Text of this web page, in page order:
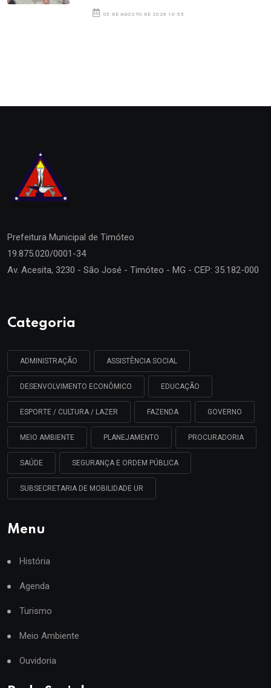
05 DE AGOSTO DE 2026 10:55
Prefeitura Municipal de Timóteo
19.875.020/0001-34
Av. Acesita, 3230 - São José - Timóteo - MG - CEP: 35.182-000
Categoria
ADMINISTRAÇÃO ASSISTÊNCIA SOCIAL
DESENVOLVIMENTO ECONÔMICO EDUCAÇÃO
ESPORTE / CULTURA / LAZER FAZENDA GOVERNO
MEIO AMBIENTE PLANEJAMENTO PROCURADORIA
SAÚDE SEGURANÇA E ORDEM PÚBLICA
SUBSECRETARIA DE MOBILIDADE UR
Menu
História
Agenda
Turismo
Meio Ambiente
Ouvidoria